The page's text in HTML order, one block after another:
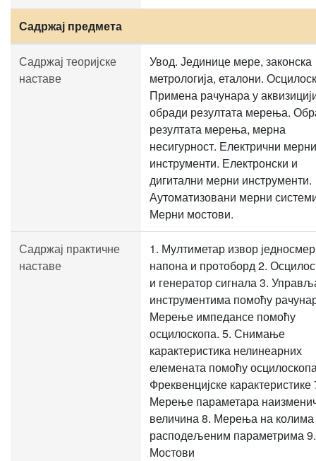
Садржај предмета
Садржај теоријске
наставе
Увод. Јединице мере, законска
метрологија, еталони.
Примена рачунара у
обради резултата мерења.
резултата мерења, мерна
несигурност. Електрични мерни
инструменти. Електронски и
дигитални мерни инструменти.
Аутоматизовани мерни
Мерни мостови.
Садржај практичне
наставе
1. Мултиметар извор
напона и протоборд 2.
и генератор сигнала 3.
инструментима помоћу
Мерење импедансе помоћу
осцилоскопа. 5. Снимање
карактеристика нелинеарних
елемената помоћу
Фреквенцијске карактеристике
Мерење параметара
величина 8. Мерења на колима
расподељеним параметрима 9.
Мостови